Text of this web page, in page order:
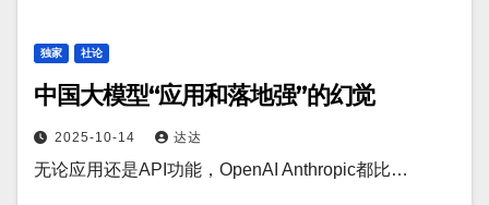
独家 社论
中国大模型“应用和落地强”的幻觉
2025-10-14 达达
无论应用还是API功能，OpenAI Anthropic都比…